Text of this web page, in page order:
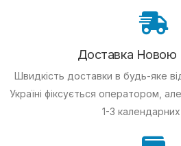
Доставка
Швидкість доставки в будь-яке
Україні фіксується оператором,
1-3 календарних